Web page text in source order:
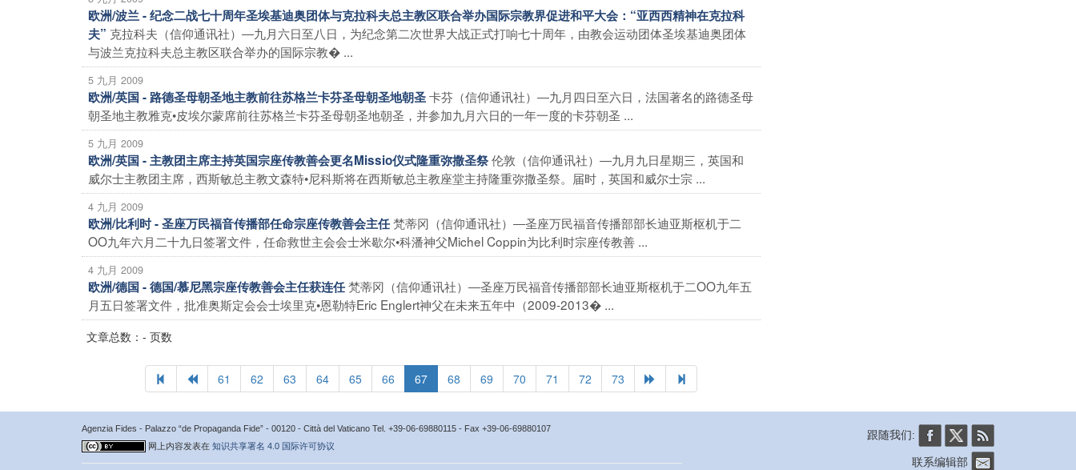
欧洲/波兰 - 纪念二战七十周年圣埃基迪奥团体与克拉科夫总主教区联合举办国际宗教界促进和平大会：“亚西西精神在克拉科
夫” 克拉科夫（信仰通讯社）―九月六日至八日，为纪念第二次世界大战正式打响七十周年，由教会运动团体圣埃基迪奥团体
与波兰克拉科夫总主教区联合举办的国际宗教� ...
5 九月 2009
欧洲/英国 - 路德圣母朝圣地主教前往苏格兰卡芬圣母朝圣地朝圣卡芬（信仰通讯社）―九月四日至六日，法国著名的路德圣母
朝圣地主教雅克•皮埃尔蒙席前往苏格兰卡芬圣母朝圣地朝圣，并参加九月六日的一年一度的卡芬朝圣 ...
5 九月 2009
欧洲/英国 - 主教团主席主持英国宗座传教善会更名Missio仪式隆重弥撒圣祭伦敦（信仰通讯社）―九月九日星期三，英国和
威尔士主教团主席，西斯敏总主教文森特•尼科斯将在西斯敏总主教座堂主持隆重弥撒圣祭。届时，英国和威尔士宗 ...
4 九月 2009
欧洲/比利时 - 圣座万民福音传播部任命宗座传教善会主任梵蒂冈（信仰通讯社）―圣座万民福音传播部部长迪亚斯枢机于二
OO九年六月二十九日签署文件，任命救世主会会士米歇尔•科潘神父Michel Coppin为比利时宗座传教善 ...
4 九月 2009
欧洲/德国 - 德国/慕尼黑宗座传教善会主任获连任梵蒂冈（信仰通讯社）―圣座万民福音传播部部长迪亚斯枢机于二OO九年五
月五日签署文件，批准奥斯定会会士埃里克•恩勒特Eric Englert神父在未来五年中（2009-2013� ...
文章总数：- 页数
61 62 63 64 65 66 67 68 69 70 71 72 73
Agenzia Fides - Palazzo “de Propaganda Fide” - 00120 - Città del Vaticano Tel. +39-06-69880115 - Fax +39-06-69880107
网上内容发表在 知识共享署名 4.0 国际许可协议
跟随我们:
联系编辑部